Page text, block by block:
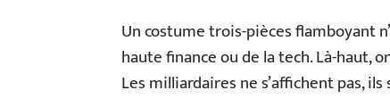
Un costume trois-pièces flamboyant
haute finance ou de la tech. Là-haut,
Les milliardaires ne s’affichent pas,